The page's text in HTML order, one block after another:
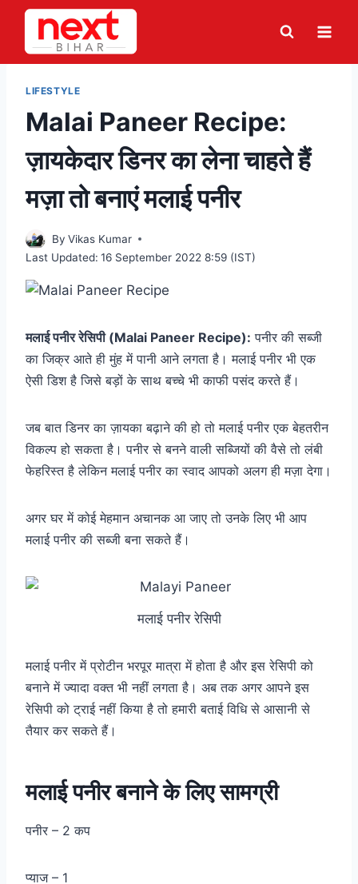
Skip
content
LIFESTYLE
Malai Paneer Recipe:
ज़ायकेदार डिनर का लेना चाहते हैं
मज़ा तो बनाएं मलाई पनीर
By Vikas Kumar
Last Updated: 16 September 2022 8:59 (IST)
मलाई पनीर रेसिपी (Malai Paneer Recipe): पनीर की सब्जी
का जिक्र आते ही मुंह में पानी आने लगता है। मलाई पनीर भी एक
ऐसी डिश है जिसे बड़ों के साथ बच्चे भी काफी पसंद करते हैं।
जब बात डिनर का ज़ायका बढ़ाने की हो तो मलाई पनीर एक बेहतरीन
विकल्प हो सकता है। पनीर से बनने वाली सब्जियों की वैसे तो लंबी
फेहरिस्त है लेकिन मलाई पनीर का स्वाद आपको अलग ही मज़ा देगा।
अगर घर में कोई मेहमान अचानक आ जाए तो उनके लिए भी आप
मलाई पनीर की सब्जी बना सकते हैं।
मलाई पनीर रेसिपी
मलाई पनीर में प्रोटीन भरपूर मात्रा में होता है और इस रेसिपी को
बनाने में ज्यादा वक्त भी नहीं लगता है। अब तक अगर आपने इस
रेसिपी को ट्राई नहीं किया है तो हमारी बताई विधि से आसानी से
तैयार कर सकते हैं।
मलाई पनीर बनाने के लिए सामग्री
पनीर – 2 कप
प्याज – 1